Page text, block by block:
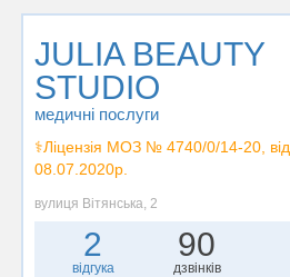
JULIA BEAUTY
STUDIO
медичні послуги
⚕️Ліцензія МОЗ № 4740/0/14-20, від
08.07.2020р.
вулиця Вітянська, 2
2
відгука
90
дзвінків